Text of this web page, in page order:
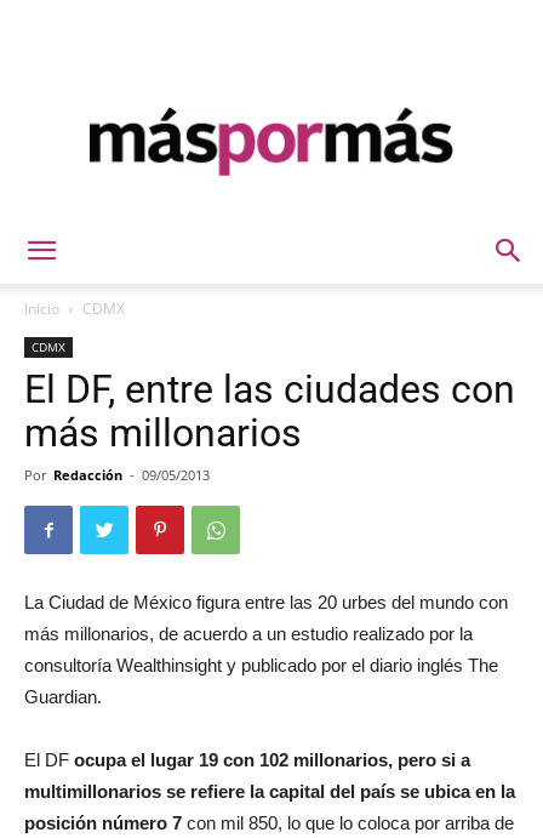
Inicio CDMX
CDMX
El DF, entre las ciudades con
más millonarios
Por Redacción - 09/05/2013
La Ciudad de México figura entre las 20 urbes del mundo con
más millonarios, de acuerdo a un estudio realizado por la
consultoría Wealthinsight y publicado por el diario inglés The
Guardian.
El DF ocupa el lugar 19 con 102 millonarios, pero si a
multimillonarios se refiere la capital del país se ubica en la
posición número 7 con mil 850, lo que lo coloca por arriba de